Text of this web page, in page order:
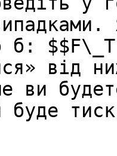
б:
вiд
ви